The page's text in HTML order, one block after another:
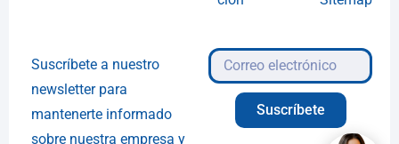
Suscríbete a nuestro
newsletter para
mantenerte informado
sobre nuestra empresa y
Suscríbete